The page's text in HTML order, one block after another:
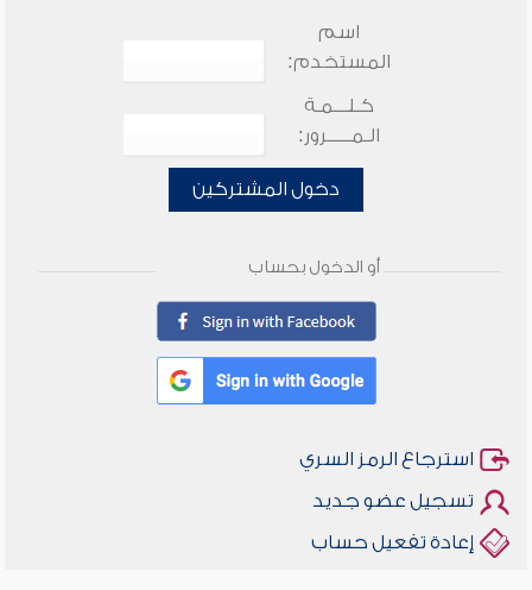
اسم
المستخدم:
كـلـــمـة
الـمـــــرور:
دخول المشتركين
أو الدخول بحساب
استرجاع الرمز السري
تسجيل عضو جديد
إعادة تفعيل حساب